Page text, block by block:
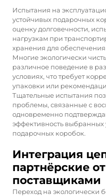
Испытания на
устойчивых подарочных
оценку долговечности,
нагрузкам при
хранения для
Многие экологически
различное поведение в
условиях, что требует
упаковки или
Тщательные испытания
проблемы, связанные с
одновременно
эффективность
подарочных коробок.
Интеграция
партнёрские
поставщиками
Переход на экологически